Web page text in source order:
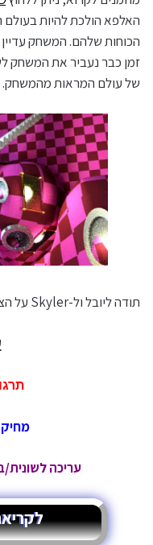
האלפא הולכת להיות בעולם
הכוחות שלהם. המשחק
זמן כבר נעביר את המשחק
של עולם המראות מהמשחק.
תודה ליובל ול-Skyler על הציורים שלהם!
עריכה